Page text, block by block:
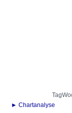
Tag
► Chartanalyse